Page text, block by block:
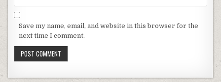
Save my name, email, and website in this browser for the
next time I comment.